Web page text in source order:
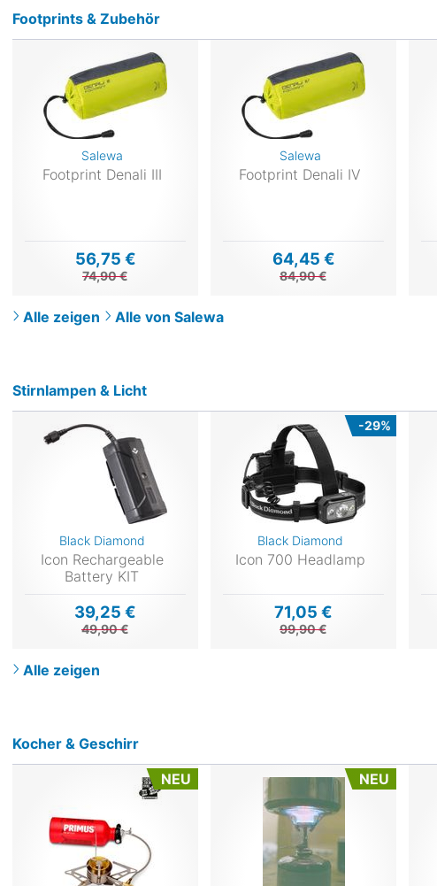
Footprints & Zubehör
Salewa
Footprint Denali III
56,75 €
74,90 €
Salewa
Footprint Denali IV
64,45 €
84,90 €
Alle zeigen Alle von Salewa
Stirnlampen & Licht
Black Diamond
Icon Rechargeable
Battery KIT
39,25 €
49,90 €
-29%
Black Diamond
Icon 700 Headlamp
71,05 €
99,90 €
Alle zeigen
Kocher & Geschirr
NEU
NEU